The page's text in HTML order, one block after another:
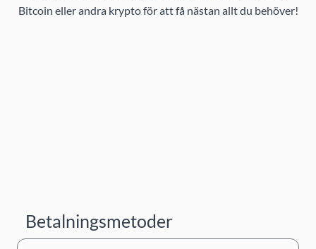
Bitcoin eller andra krypto för att få nästan allt du behöver!
Betalningsmetoder